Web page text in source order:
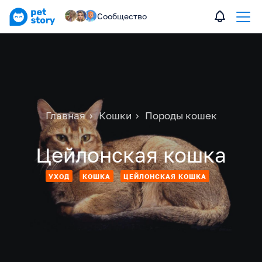
Сообщество
Главная Кошки Породы кошек
Цейлонская кошка
УХОД КОШКА ЦЕЙЛОНСКАЯ КОШКА